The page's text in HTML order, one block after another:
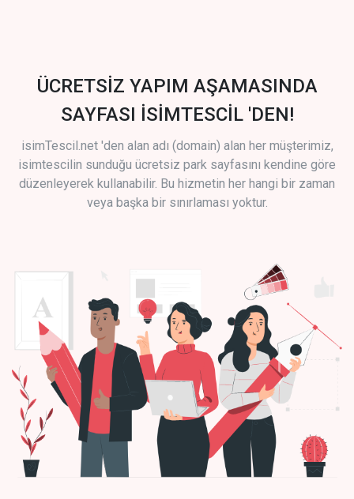
ÜCRETSİZ YAPIM AŞAMASINDA
SAYFASI İSİMTESCİL 'DEN!
isimTescil.net 'den alan adı (domain) alan her müşterimiz,
isimtescilin sunduğu ücretsiz park sayfasını kendine göre
düzenleyerek kullanabilir. Bu hizmetin her hangi bir zaman
veya başka bir sınırlaması yoktur.